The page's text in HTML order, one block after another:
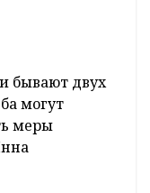
бывают двух
могут
меры